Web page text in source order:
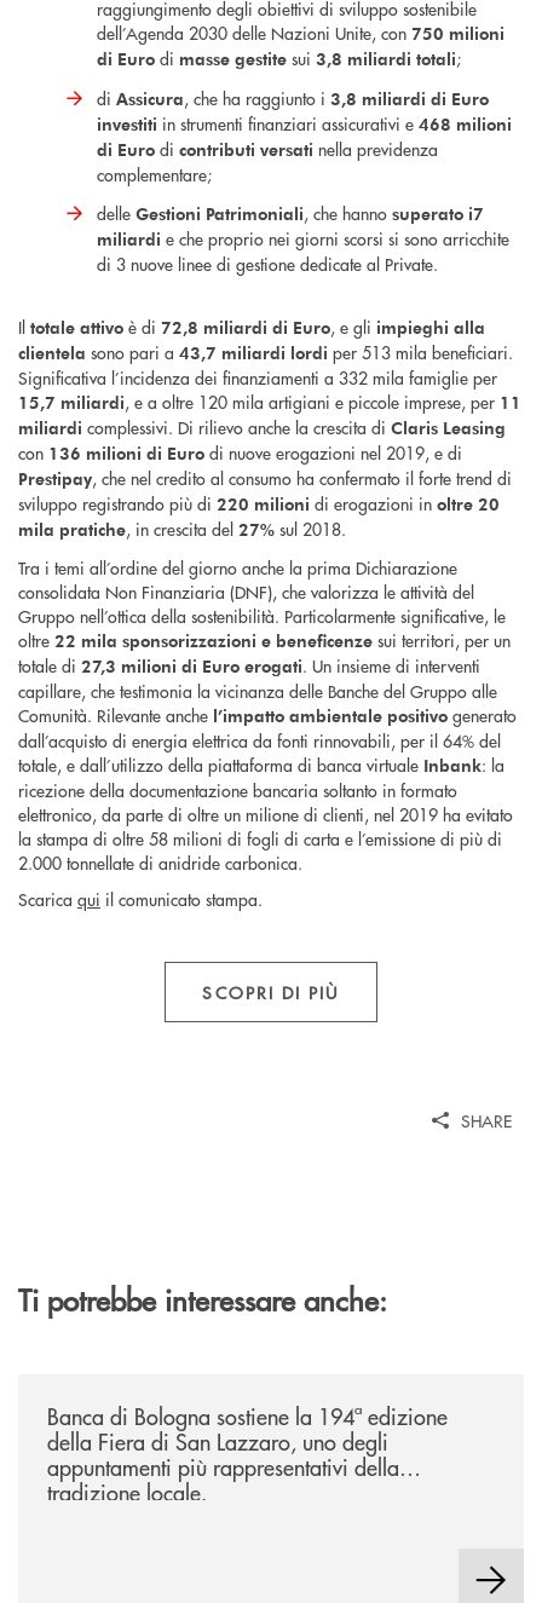
raggiungimento degli obiettivi di sviluppo sostenibile
dell’Agenda 2030 delle Nazioni Unite, con 750 milioni
di Euro di masse gestite sui 3,8 miliardi totali;
di Assicura, che ha raggiunto i 3,8 miliardi di Euro
investiti in strumenti finanziari assicurativi e 468 milioni
di Euro di contributi versati nella previdenza
complementare;
delle Gestioni Patrimoniali, che hanno superato i7
miliardi e che proprio nei giorni scorsi si sono arricchite
di 3 nuove linee di gestione dedicate al Private.
Il totale attivo è di 72,8 miliardi di Euro, e gli impieghi alla
clientela sono pari a 43,7 miliardi lordi per 513 mila beneficiari.
Significativa l’incidenza dei finanziamenti a 332 mila famiglie per
15,7 miliardi, e a oltre 120 mila artigiani e piccole imprese, per 11
miliardi complessivi. Di rilievo anche la crescita di Claris Leasing
con 136 milioni di Euro di nuove erogazioni nel 2019, e di
Prestipay, che nel credito al consumo ha confermato il forte trend di
sviluppo registrando più di 220 milioni di erogazioni in oltre 20
mila pratiche, in crescita del 27% sul 2018.
Tra i temi all’ordine del giorno anche la prima Dichiarazione
consolidata Non Finanziaria (DNF), che valorizza le attività del
Gruppo nell’ottica della sostenibilità. Particolarmente significative, le
oltre 22 mila sponsorizzazioni e beneficenze sui territori, per un
totale di 27,3 milioni di Euro erogati. Un insieme di interventi
capillare, che testimonia la vicinanza delle Banche del Gruppo alle
Comunità. Rilevante anche l’impatto ambientale positivo generato
dall’acquisto di energia elettrica da fonti rinnovabili, per il 64% del
totale, e dall’utilizzo della piattaforma di banca virtuale Inbank: la
ricezione della documentazione bancaria soltanto in formato
elettronico, da parte di oltre un milione di clienti, nel 2019 ha evitato
la stampa di oltre 58 milioni di fogli di carta e l’emissione di più di
2.000 tonnellate di anidride carbonica.
Scarica qui il comunicato stampa.
SCOPRI DI PIÙ
SHARE
Ti potrebbe interessare anche:
Banca di Bologna sostiene la 194ª edizione
della Fiera di San Lazzaro, uno degli
appuntamenti più rappresentativi della
tradizione locale.